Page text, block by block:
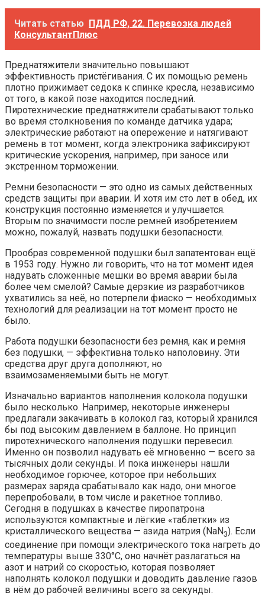
Читать статью ПДД РФ, 22. Перевозка людей
КонсультантПлюс
Преднатяжители значительно повышают
эффективность пристёгивания. С их помощью ремень
плотно прижимает седока к спинке кресла, независимо
от того, в какой позе находится последний.
Пиротехнические преднатяжители срабатывают только
во время столкновения по команде датчика удара;
электрические работают на опережение и натягивают
ремень в тот момент, когда электроника зафиксируют
критические ускорения, например, при заносе или
экстренном торможении.
Ремни безопасности — это одно из самых действенных
средств защиты при аварии. И хотя им сто лет в обед, их
конструкция постоянно изменяется и улучшается.
Вторым по значимости после ремней изобретением
можно, пожалуй, назвать подушки безопасности.
Прообраз современной подушки был запатентован ещё
в 1953 году. Нужно ли говорить, что на тот момент идея
надувать сложенные мешки во время аварии была
более чем смелой? Самые дерзкие из разработчиков
ухватились за неё, но потерпели фиаско — необходимых
технологий для реализации на тот момент просто не
было.
Работа подушки безопасности без ремня, как и ремня
без подушки, — эффективна только наполовину. Эти
средства друг друга дополняют, но
взаимозаменяемыми быть не могут.
Изначально вариантов наполнения колокола подушки
было несколько. Например, некоторые инженеры
предлагали закачивать в колокол газ, который хранился
бы под высоким давлением в баллоне. Но принцип
пиротехнического наполнения подушки перевесил.
Именно он позволил надувать её мгновенно — всего за
тысячных доли секунды. И пока инженеры нашли
необходимое горючее, которое при небольших
размерах заряда срабатывало как надо, они многое
перепробовали, в том числе и ракетное топливо.
Сегодня в подушках в качестве пиропатрона
используются компактные и лёгкие «таблетки» из
кристаллического вещества — азида натрия (NaN3). Если
соединение при помощи электрического тока нагреть до
температуры выше 330°C, оно начнёт разлагаться на
азот и натрий со скоростью, которая позволяет
наполнять колокол подушки и доводить давление газов
в нём до рабочей величины всего за секунды.